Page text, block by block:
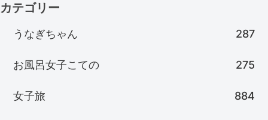
カテゴリー
うなぎちゃん 287
お風呂女子こての 275
女子旅 884